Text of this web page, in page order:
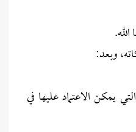
وبعد:
يمكن الاعتماد عليها في